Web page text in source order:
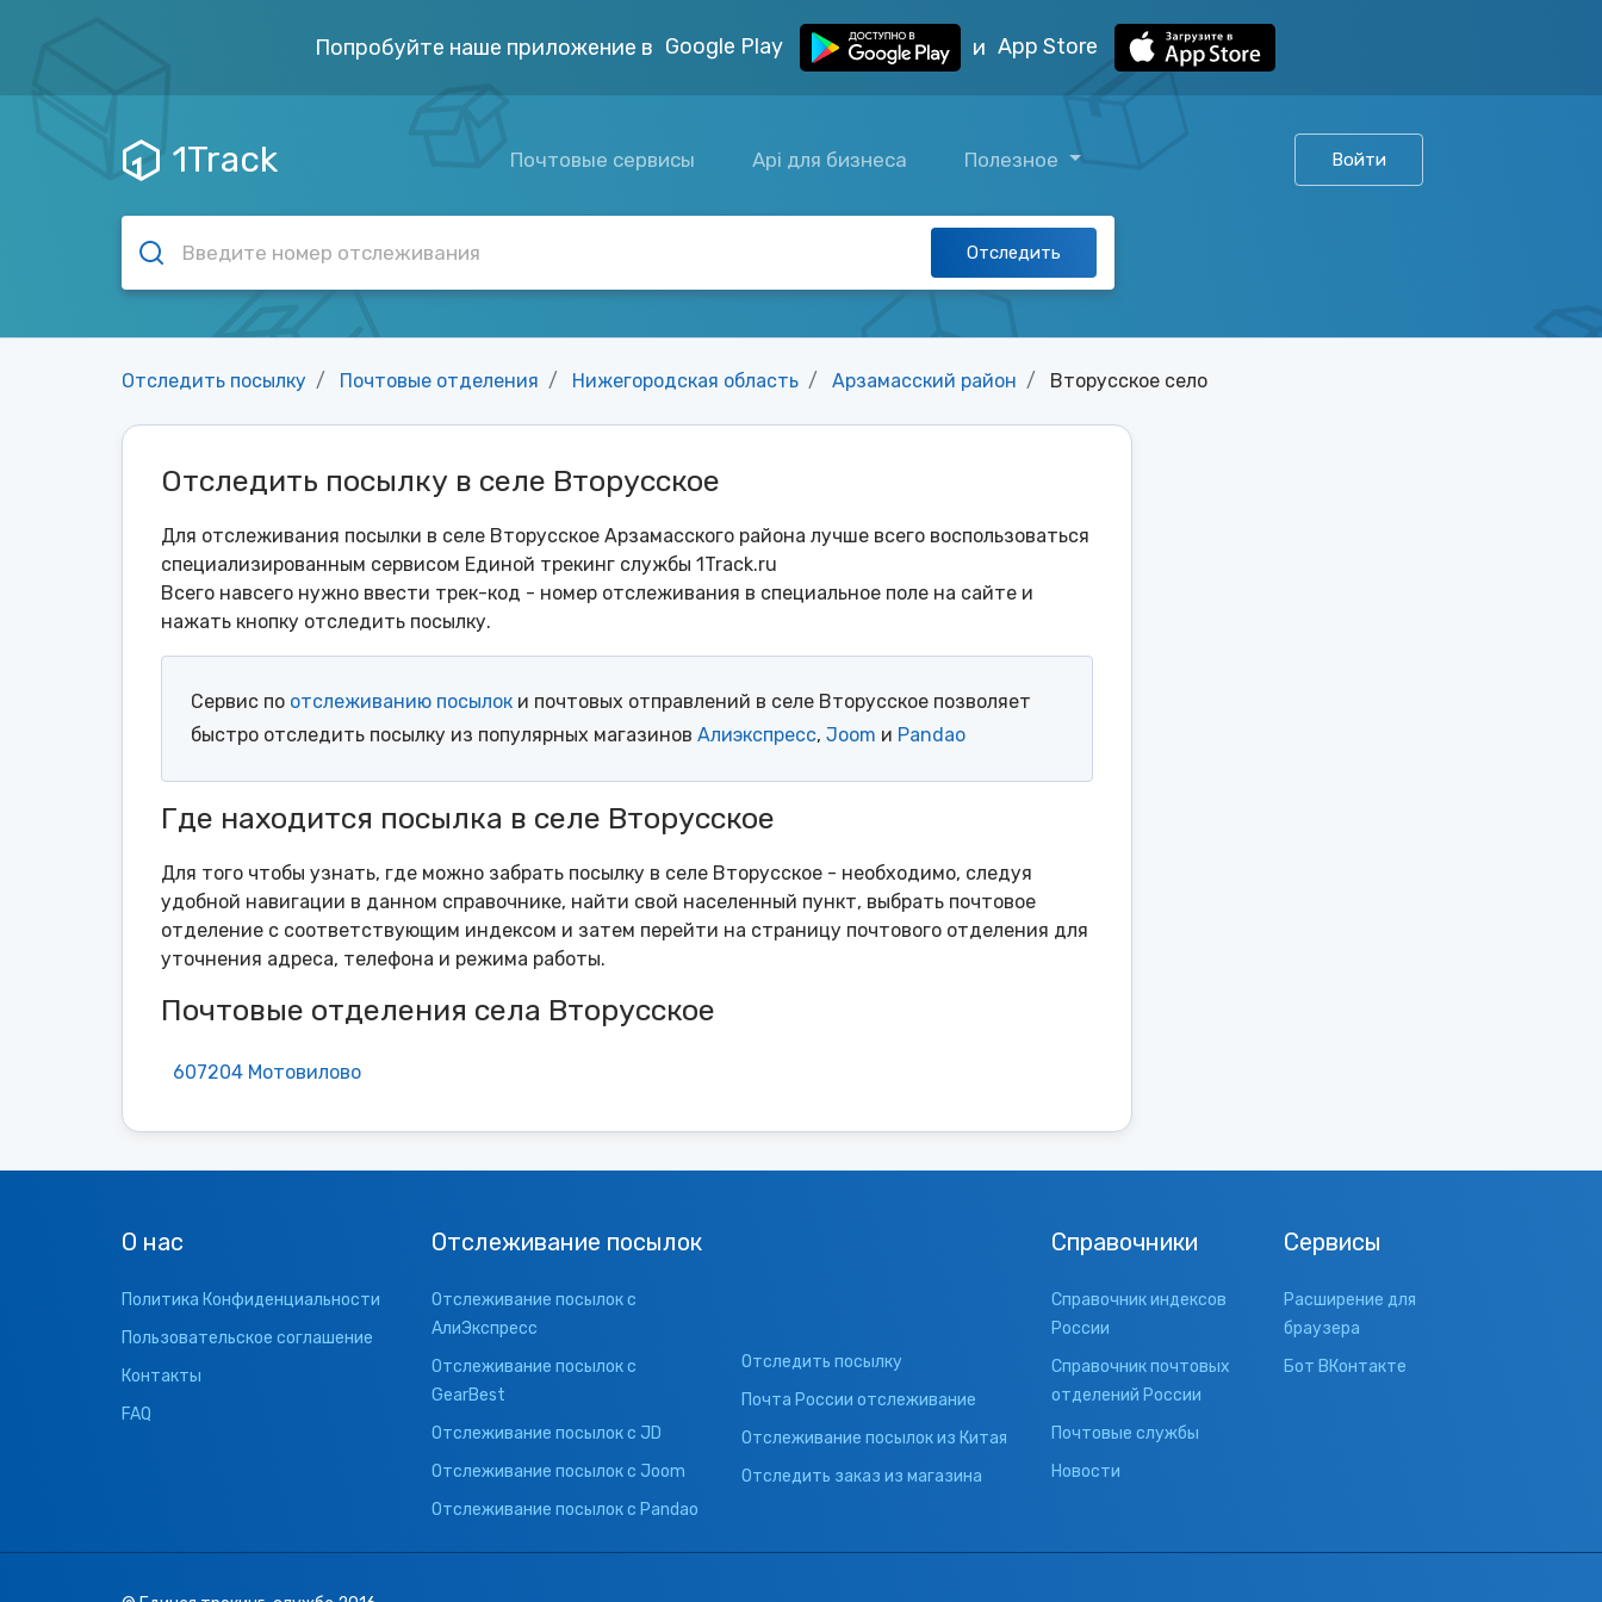
Попробуйте наше приложение в Google Play и App Store
1Track Почтовые сервисы Api для бизнеса Полезное Войти
Отследить
Отследить посылку Почтовые отделения Нижегородская область Арзамасский район Вторусское село
Отследить посылку в селе Вторусское
Для отслеживания посылки в селе Вторусское Арзамасского района лучше всего воспользоваться
специализированным сервисом Единой трекинг службы 1Track.ru
Всего навсего нужно ввести трек-код - номер отслеживания в специальное поле на сайте и
нажать кнопку отследить посылку.
Сервис по отслеживанию посылок и почтовых отправлений в селе Вторусское позволяет
быстро отследить посылку из популярных магазинов Алиэкспресс, Joom и Pandao
Где находится посылка в селе Вторусское
Для того чтобы узнать, где можно забрать посылку в селе Вторусское - необходимо, следуя
удобной навигации в данном справочнике, найти свой населенный пункт, выбрать почтовое
отделение с соответствующим индексом и затем перейти на страницу почтового отделения для
уточнения адреса, телефона и режима работы.
Почтовые отделения села Вторусское
607204 Мотовилово
О нас
Политика Конфиденциальности
Пользовательское соглашение
Контакты
FAQ
Отслеживание посылок
Отслеживание посылок с
АлиЭкспресс
Отслеживание посылок с
GearBest
Отслеживание посылок с JD
Отслеживание посылок с Joom
Отслеживание посылок с Pandao
Отследить посылку
Почта России отслеживание
Отслеживание посылок из Китая
Отследить заказ из магазина
Справочники
Справочник индексов
России
Справочник почтовых
отделений России
Почтовые службы
Новости
Сервисы
Расширение для
браузера
Бот ВКонтакте